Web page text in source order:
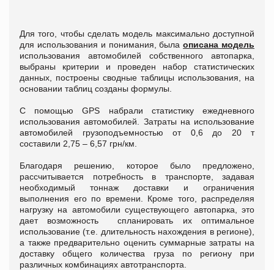
Для того, чтобы сделать модель максимально доступной
для использования и понимания, былаописана модель
использования автомобилей собственного автопарка,
выбраны критерии и проведен набор статистических
данных, построены сводные таблицы использования, на
основании таблиц созданы формулы.
С помощью GPS набрали статистику ежедневного
использования автомобилей. Затраты на использование
автомобилей грузоподъемностью от 0,6 до 20 т
составили 2,75 – 6,57 грн/км.
Благодаря решению, которое было предложено,
рассчитывается потребность в транспорте, задавая
необходимый тоннаж доставки и ограничения
выполнения его по времени. Кроме того, распределяя
нагрузку на автомобили существующего автопарка, это
дает возможность спланировать их оптимальное
использование (т.е. длительность нахождения в регионе),
а также предварительно оценить суммарные затраты на
доставку общего количества груза по региону при
различных комбинациях автотранспорта.